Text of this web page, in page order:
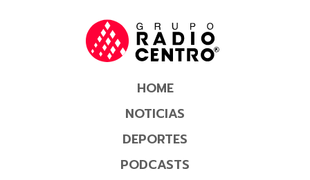
HOME
NOTICIAS
DEPORTES
PODCASTS